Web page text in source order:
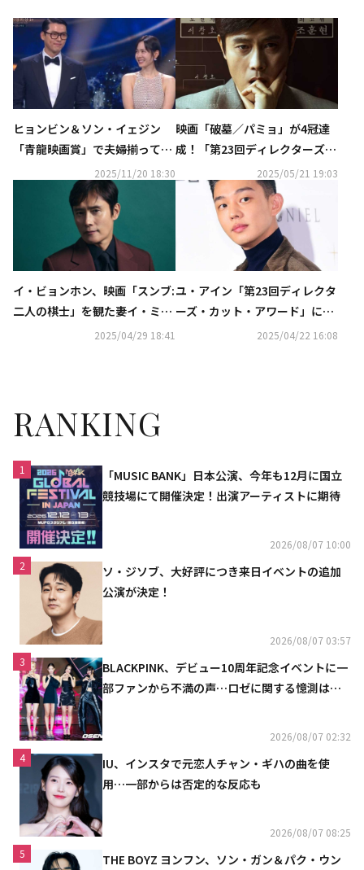
ヒョンビン＆ソン・イェジン
「青龍映画賞」で夫婦揃って男
女主演賞を受賞！「しあわせな
選択」は6冠達成（総合）
2025/11/20 18:30
映画「破墓／パミョ」が4冠達
成！「第23回ディレクターズ・
カット・アワード」イ・ビョン
ホンが昨年に続き受賞
2025/05/21 19:03
イ・ビョンホン、映画「スンブ:
二人の棋士」を観た妻イ・ミン
ジョンと息子の反応は？“2人共
2025/04/29 18:41
ユ・アイン「第23回ディレクタ
ーズ・カット・アワード」にノ
ミネート…部門別の候補を発表
2025/04/22 16:08
RANKING
1
「MUSIC BANK」日本公演、今年も12月に国立
競技場にて開催決定！出演アーティストに期待
2026/08/07 10:00
2
ソ・ジソブ、大好評につき来日イベントの追加
公演が決定！
2026/08/07 03:57
3
BLACKPINK、デビュー10周年記念イベントに一
部ファンから不満の声…ロゼに関する憶測は否
2026/08/07 02:32
4
IU、インスタで元恋人チャン・ギハの曲を使
用…一部からは否定的な反応も
2026/08/07 08:25
5
THE BOYZ ヨンフン、ソン・ガン＆パク・ウン